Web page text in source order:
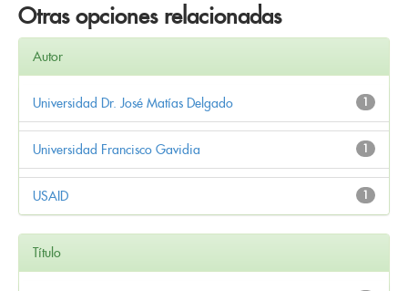
Otras opciones relacionadas
Autor
1
Universidad Dr. José Matías Delgado
1
Universidad Francisco Gavidia
1
USAID
Título